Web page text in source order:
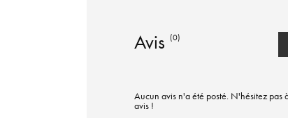
Avis (0)
Aucun avis n'a été posté. N'hésitez pas
avis !